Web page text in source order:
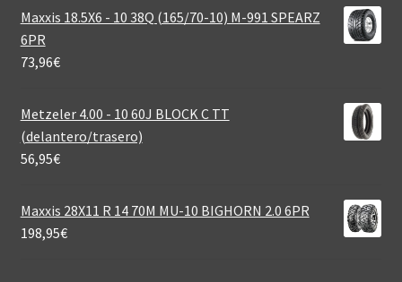
Maxxis 18.5X6 - 10 38Q (165/70-10) M-991 SPEARZ
6PR
73,96€
Metzeler 4.00 - 10 60J BLOCK C TT
(delantero/trasero)
56,95€
Maxxis 28X11 R 14 70M MU-10 BIGHORN 2.0 6PR
198,95€